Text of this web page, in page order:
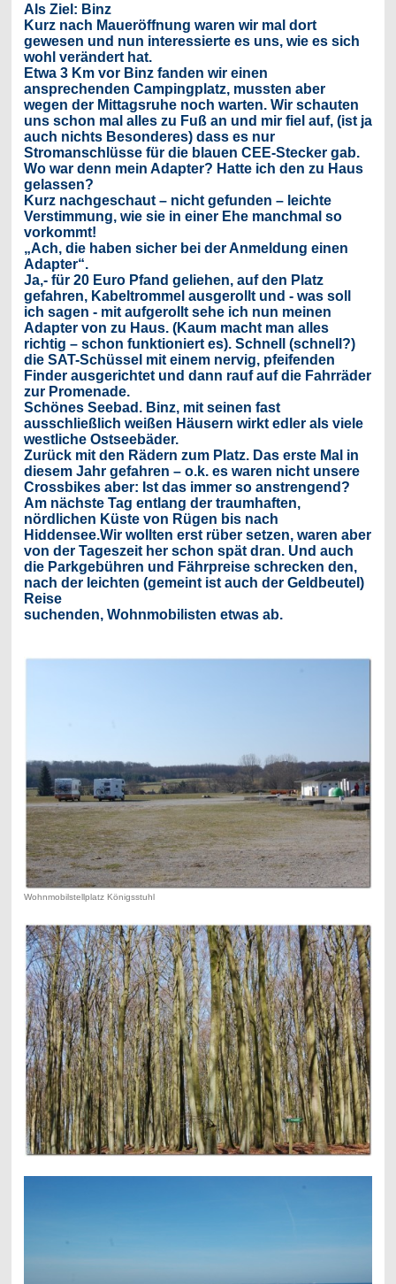
Als Ziel: Binz
Kurz nach Maueröffnung waren wir mal dort
gewesen und nun interessierte es uns, wie es sich
wohl verändert hat.
Etwa 3 Km vor Binz fanden wir einen
ansprechenden Campingplatz, mussten aber
wegen der Mittagsruhe noch warten. Wir schauten
uns schon mal alles zu Fuß an und mir fiel auf, (ist ja
auch nichts Besonderes) dass es nur
Stromanschlüsse für die blauen CEE-Stecker gab.
Wo war denn mein Adapter? Hatte ich den zu Haus
gelassen?
Kurz nachgeschaut – nicht gefunden – leichte
Verstimmung, wie sie in einer Ehe manchmal so
vorkommt!
„Ach, die haben sicher bei der Anmeldung einen
Adapter“.
Ja,- für 20 Euro Pfand geliehen, auf den Platz
gefahren, Kabeltrommel ausgerollt und - was soll
ich sagen - mit aufgerollt sehe ich nun meinen
Adapter von zu Haus. (Kaum macht man alles
richtig – schon funktioniert es). Schnell (schnell?)
die SAT-Schüssel mit einem nervig, pfeifenden
Finder ausgerichtet und dann rauf auf die Fahrräder
zur Promenade.
Schönes Seebad. Binz, mit seinen fast
ausschließlich weißen Häusern wirkt edler als viele
westliche Ostseebäder.
Zurück mit den Rädern zum Platz. Das erste Mal in
diesem Jahr gefahren – o.k. es waren nicht unsere
Crossbikes aber: Ist das immer so anstrengend?
Am nächste Tag entlang der traumhaften,
nördlichen Küste von Rügen bis nach
Hiddensee.Wir wollten erst rüber setzen, waren aber
von der Tageszeit her schon spät dran. Und auch
die Parkgebühren und Fährpreise schrecken den,
nach der leichten (gemeint ist auch der Geldbeutel)
Reise
suchenden, Wohnmobilisten etwas ab.
Wohnmobilstellplatz Königsstuhl